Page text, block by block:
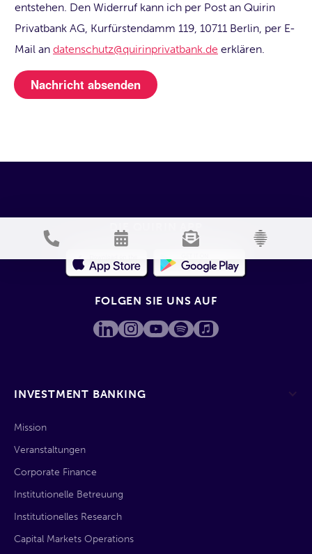
entstehen. Den Widerruf kann ich per Post an Quirin
Privatbank AG, Kurfürstendamm 119, 10711 Berlin, per E-
Mail an datenschutz@quirinprivatbank.de erklären.
INVESTMENT BANKING
Mission
Veranstaltungen
Corporate Finance
Institutionelle Betreuung
Institutionelles Research
Capital Markets Operations
DIE QUIRIN APP
FOLGEN SIE UNS AUF